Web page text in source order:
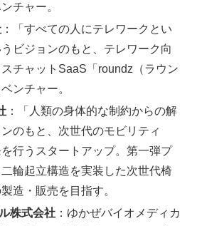
チャー。
：「すべての人にテレワークとい
ビジョンのもと、テレワーク向
チャットSaaS「roundz（ラウン
ンチャー。
：「人類の身体的な制約からの解
のもと、次世代のモビリティ
を行うスタートアップ。第一弾プ
輪起立構造を実装した次世代椅
造・販売を目指す。
株式会社 ：ゆかぜバイオメディカ